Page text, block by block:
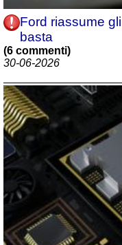
Ford riassume
basta
(6 commenti)
30-06-2026